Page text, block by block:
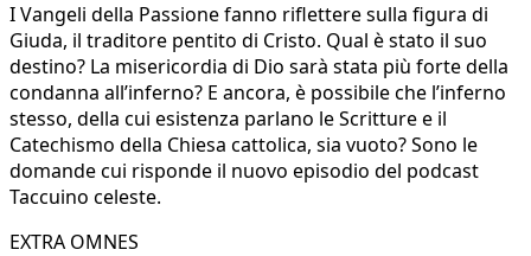
I Vangeli della Passione fanno riflettere sulla figura di
Giuda, il traditore pentito di Cristo. Qual è stato il suo
destino? La misericordia di Dio sarà stata più forte della
condanna all’inferno? E ancora, è possibile che l’inferno
stesso, della cui esistenza parlano le Scritture e il
Catechismo della Chiesa cattolica, sia vuoto? Sono le
domande cui risponde il nuovo episodio del podcast
Taccuino celeste.
EXTRA OMNES